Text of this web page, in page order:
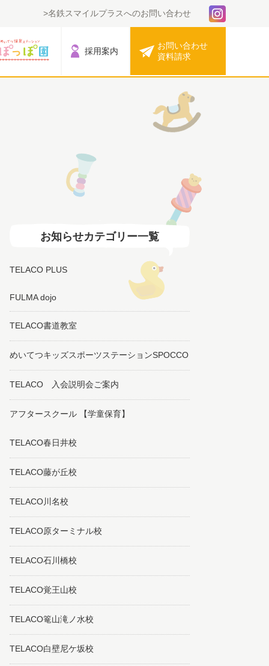
名鉄スマイルプラスへのお問い合わせ
採用案内
お問い合わせ
資料請求
お知らせカテゴリー一覧
TELACO PLUS
FULMA dojo
TELACO書道教室
めいてつキッズスポーツステーションSPOCCO
TELACO 入会説明会ご案内
アフタースクール 【学童保育】
TELACO春日井校
TELACO藤が丘校
TELACO川名校
TELACO原ターミナル校
TELACO石川橋校
TELACO覚王山校
TELACO篭山滝ノ水校
TELACO白壁尼ケ坂校